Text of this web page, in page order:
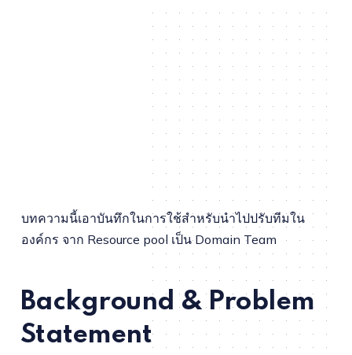
บทความนี้เอาบันทึกในการใช้สำหรับนำไปปรับทีมใน
องค์กร จาก Resource pool เป็น Domain Team
Background & Problem
Statement